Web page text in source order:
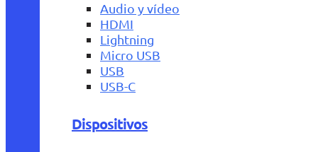
Audio y vídeo
HDMI
Lightning
Micro USB
USB
USB-C
Dispositivos